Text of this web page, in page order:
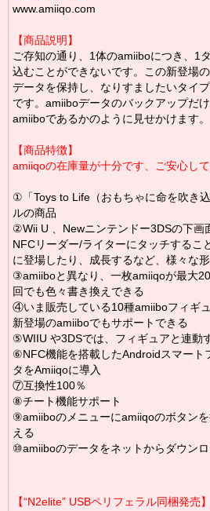
www.amiiqo.com
【商品説明】
ご存知の通り、1体のamiiboにつき、1
込むことができないです。この新登場
データを保持し、なりすましたいタイ
です。amiiboデータのバックアップだ
amiiboであるかのように見せかけます。
【商品特徴】
amiiqoの在庫量が十分です、ご安心し
①「Toys to Life（おもちゃに命を吹き
ルの商品
②Wii U 、Newニンテンドー3DSの下画
NFCリーダー/ライターにタッチするこ
に登場したり、成長するなど、様々な
③amiiboと異なり、一枚amiiqoが最大
回でも色々書き換えできる
④いま販売している10種amiiboフィギ
新登場のamiiboでもサポートできる
⑤WIIU や3DSでは、フィギュアと連動
⑥NFC機能を搭載したAndroidスマート
タをAmiiqoに導入
⑦互換性100％
⑧チート機能サポート
⑨amiiboのメニューにamiiqoのボタン
える
⑩amiiboのデータをネットからダウン
【“N2elite” USBペリフェラル同梱発売】